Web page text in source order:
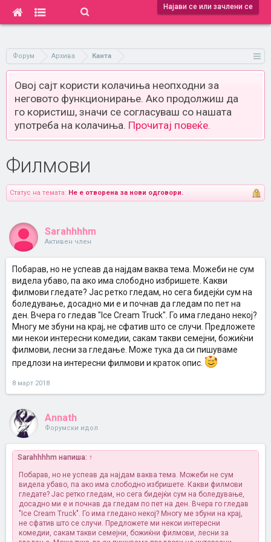
Најави се или зачлени се
Форум Архива Канта
Овој сајт користи колачиња неопходни за
неговото функционирање. Ако продолжиш да
го користиш, значи се согласуваш со нашата
употреба на колачиња. Прочитај повеќе.
Филмови
Статус на темата: Не е отворена за нови одговори.
Sarahhhhm
Активен член
Побарав, но не успеав да најдам ваква тема. Можеби не сум
видела убаво, па ако има слободно избришете. Какви
филмови гледате? Јас ретко гледам, но сега бидејќи сум на
боледување, досадно ми е и почнав да гледам по пет на
ден. Вчера го гледав "Ice Cream Truck". Го има гледано некој?
Многу ме збуни на крај, не сфатив што се случи. Предложете
ми некои интересни комедии, сакам такви семејни, божиќни
филмови, лесни за гледање. Може тука да си пишуваме
предлози на интересни филмови и краток опис.
8 март 2018
Annath
Форумски идол
Sarahhhhm напиша: ↑
Побарав, но не успеав да најдам ваква тема. Можеби не сум
видела убаво, па ако има слободно избришете. Какви филмови
гледате? Јас ретко гледам, но сега бидејќи сум на боледување,
досадно ми е и почнав да гледам по пет на ден. Вчера го гледав
"Ice Cream Truck". Го има гледано некој? Многу ме збуни на крај,
не сфатив што се случи. Предложете ми некои интересни
комедии, сакам такви семејни, божиќни филмови, лесни за